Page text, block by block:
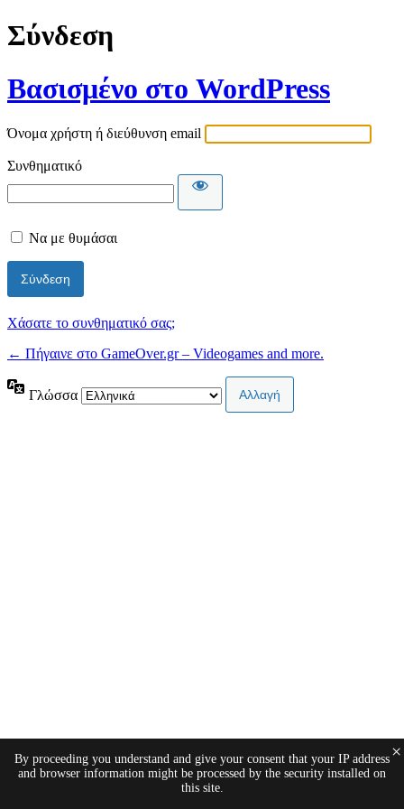
Σύνδεση
Βασισμένο στο WordPress
Όνομα χρήστη ή διεύθυνση email
Συνθηματικό
Να με θυμάσαι
Χάσατε το συνθηματικό σας;
← Πήγαινε στο GameOver.gr – Videogames and more.
Γλώσσα
By proceeding you understand and give your consent that your IP address
and browser information might be processed by the security installed on
this site.
×